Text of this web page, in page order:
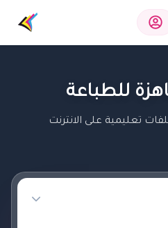
للطباعة
تعليمية على الانترنت